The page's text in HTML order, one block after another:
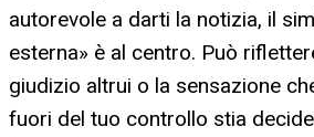
autorevole a darti la notizia, il
esterna» è al centro. Può
giudizio altrui o la sensazione
fuori del tuo controllo stia